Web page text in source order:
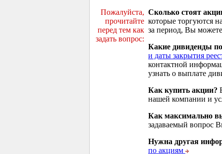
Пожалуйста,
прочитайте
перед тем как
задать вопрос:
Сколько стоят
которые торгуются
за период, Вы
Какие дивиденды
и даты закрытия
контактной
узнать о выплате
Как купить акции?
нашей компании и
Как максимально
задаваемый вопрос
Нужна другая
по акциям